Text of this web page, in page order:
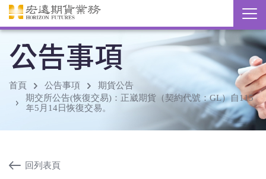
公告事項
首頁 公告事項
期貨公告
期交所公告(恢復交易)：正崴期貨（契約代號：GL）自115
年5月14日恢復交易。
回列表頁